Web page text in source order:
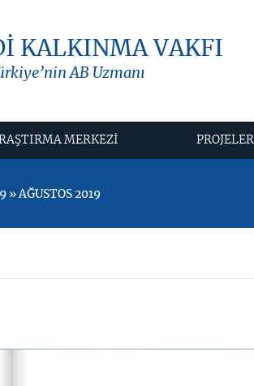
KALKINMA VAKFI
AB Uzmanı
MERKEZİ PROJELER
» AĞUSTOS 2019